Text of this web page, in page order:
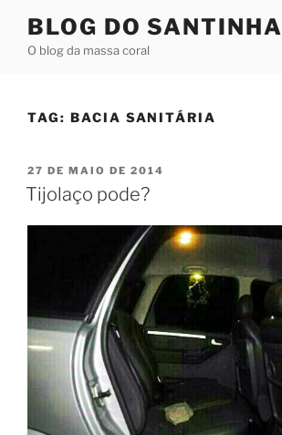
BLOG DO SANTINHA
O blog da massa coral
TAG: BACIA SANITÁRIA
PUBLICADO
EM
27 DE MAIO DE 2014
Tijolaço pode?